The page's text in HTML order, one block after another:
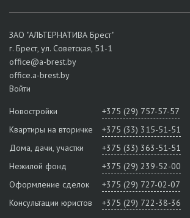
ЗАО "АЛЬТЕРНАТИВА Брест"
г. Брест, ул. Советская, 51-1
office@a-brest.by
office.a-brest.by
Войти
Новостройки
+375 (29) 757-57-57
Квартиры на вторичке
+375 (33) 315-51-51
Дома, дачи, участки
+375 (33) 363-51-51
Нежилой фонд
+375 (29) 239-52-00
Оформление сделок
+375 (29) 727-02-07
Консультации юристов
+375 (29) 722-38-36